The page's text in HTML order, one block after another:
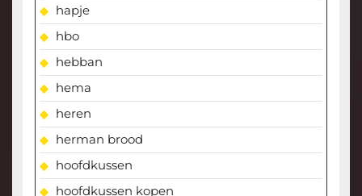
hapje
hbo
hebban
hema
heren
herman brood
hoofdkussen
hoofdkussen kopen